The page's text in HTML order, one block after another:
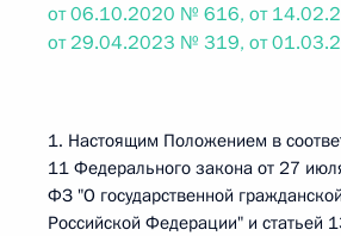
от 06.10.2020 № 616, от
от 29.04.2023 № 319, от
1. Настоящим Положением в
11 Федерального закона от 27
ФЗ "О государственной
Российской Федерации" и статьей